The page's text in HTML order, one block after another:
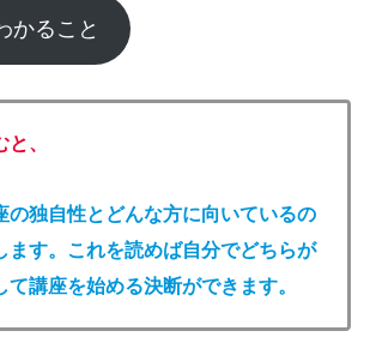
かること
、
の独自性とどんな方に向いているの
ます。これを読めば自分でどちらが
て講座を始める決断ができます。